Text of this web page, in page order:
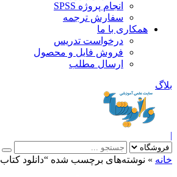
انجام پروژه SPSS
سفارش ترجمه
همکاری با ما
درخواست تدریس
فروش فایل و محصول
ارسال مطلب
»نوشته‌های برچسب شده “دانلود کتاب کتيا”